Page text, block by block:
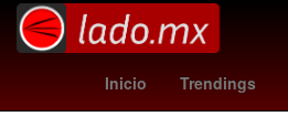
Inicio Trendings
votar la casa de los famosos